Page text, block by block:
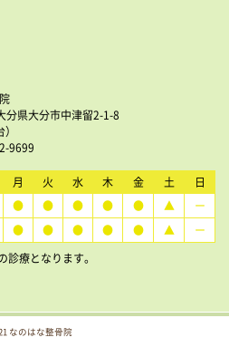
分県大分市中津留2-1-8
9699
月 火 水 木 金 土
日
● ● ● ● ● ▲
ー
● ● ● ● ● ▲
ー
療となります。
なのはな整骨院